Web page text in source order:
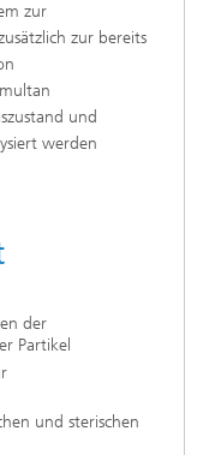
zur
zur bereits
und
werden
der
Partikel
und sterischen